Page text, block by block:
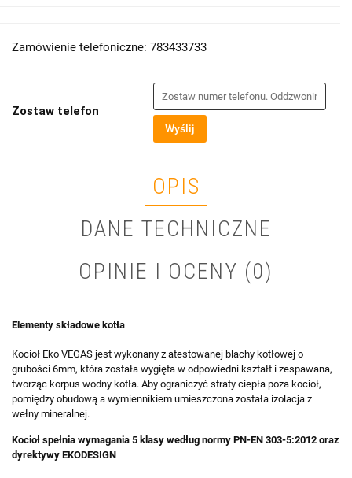
Zamówienie telefoniczne: 783433733
Zostaw telefon
Wyślij
OPIS
DANE TECHNICZNE
OPINIE I OCENY (0)
Elementy składowe kotła
Kocioł Eko VEGAS jest wykonany z atestowanej blachy kotłowej o
grubości 6mm, która została wygięta w odpowiedni kształt i zespawana,
tworząc korpus wodny kotła. Aby ograniczyć straty ciepła poza kocioł,
pomiędzy obudową a wymiennikiem umieszczona została izolacja z
wełny mineralnej.
Kocioł spełnia wymagania 5 klasy według normy PN-EN 303-5:2012 oraz
dyrektywy EKODESIGN